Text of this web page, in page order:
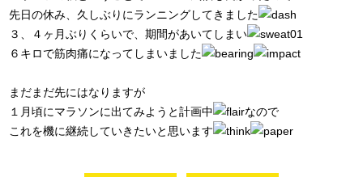
先日の休み、久しぶりにランニングしてきました
３、４ヶ月ぶりくらいで、期間があいてしまい
６キロで筋肉痛になってしまいました
まだまだ先にはなりますが
１月頃にマラソンに出てみようと計画中
なので
これを機に継続していきたいと思います